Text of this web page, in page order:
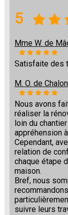
5
Mme W. de
Satisfaite des
M. O. de
Nous avons
réaliser la
loin du
appréhension
Cependant,
relation de
chaque étape
maison.
Bref, nous
suivre leurs